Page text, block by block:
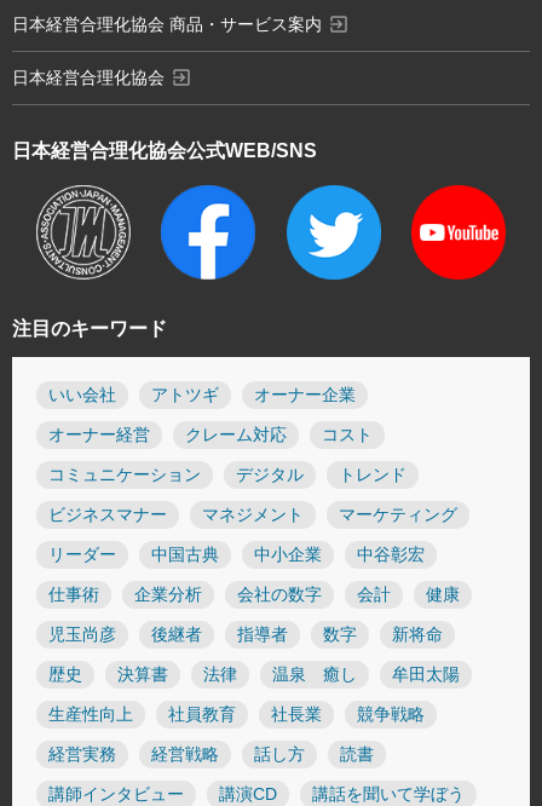
注目のキーワード
いい会社 アトツギ オーナー企業
オーナー経営 クレーム対応 コスト
コミュニケーション デジタル トレンド
ビジネスマナー マネジメント マーケティング
リーダー 中国古典 中小企業 中谷彰宏
仕事術 企業分析 会社の数字 会計 健康
児玉尚彦 後継者 指導者 数字 新将命
歴史 決算書 法律 温泉 癒し 牟田太陽
生産性向上 社員教育 社長業 競争戦略
経営実務 経営戦略 話し方 読書
講師インタビュー 講演CD 講話を聞いて学ぼう
日本経営合理化協会公式WEB/SNS
日本経営合理化協会 商品・サービス案内 exit_to_app
日本経営合理化協会 exit_to_app